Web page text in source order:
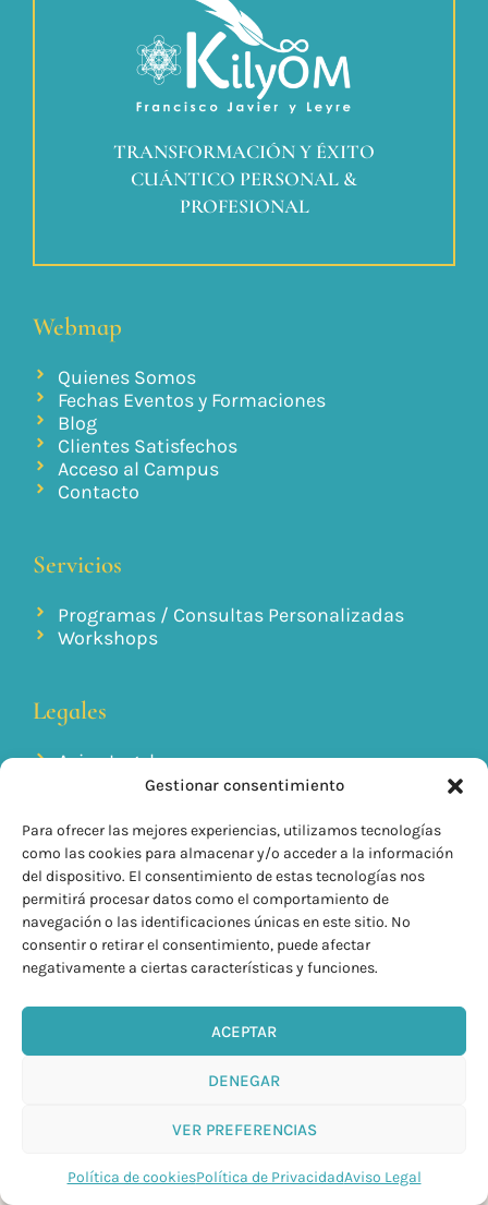
Gestionar consentimiento
Para ofrecer las mejores experiencias, utilizamos tecnologías
como las cookies para almacenar y/o acceder a la información
del dispositivo. El consentimiento de estas tecnologías nos
permitirá procesar datos como el comportamiento de
navegación o las identificaciones únicas en este sitio. No
consentir o retirar el consentimiento, puede afectar
negativamente a ciertas características y funciones.
ACEPTAR
DENEGAR
VER PREFERENCIAS
Política de cookiesPolítica de PrivacidadAviso Legal
TRANSFORMACIÓN Y ÉXITO
CUÁNTICO PERSONAL &
PROFESIONAL
Webmap
Quienes Somos
Fechas Eventos y Formaciones
Blog
Clientes Satisfechos
Acceso al Campus
Contacto
Servicios
Programas / Consultas Personalizadas
Workshops
Legales
Aviso Legal
Política de Cookies
Condiciones generales de venta
info@kilyom.es
+34 635 85 93 90